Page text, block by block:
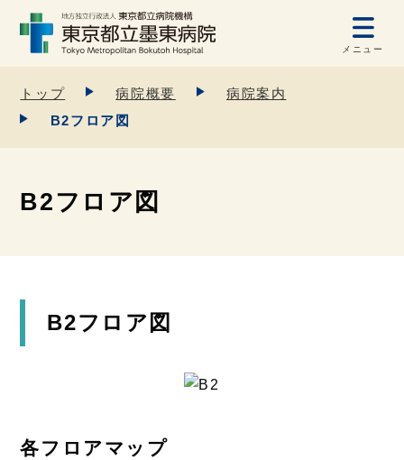
メニュー
トップ 病院概要
病院案内
B2フロア図
B2フロア図
B2フロア図
各フロアマップ